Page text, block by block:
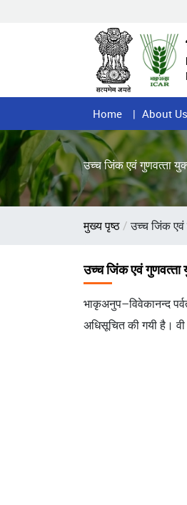
Home
Page
Menu
Home About Us
उच्‍च जिंक एवं गुणवत्‍ता
मुख्य पृष्ठ उच्‍च जिंक एवं
उच्‍च जिंक एवं गुणवत्‍ता
भाकृअनुप–विवेकानन्द
अधिसूचित की गयी है।